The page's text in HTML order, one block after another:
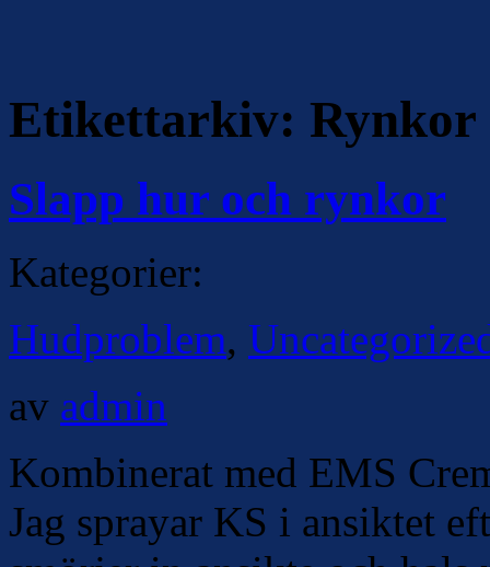
Etikettarkiv: Rynkor
Slapp hur och rynkor
Kategorier:
Hudproblem,
av admin
Kombinerat med EMS
Jag sprayar KS i ansiktet